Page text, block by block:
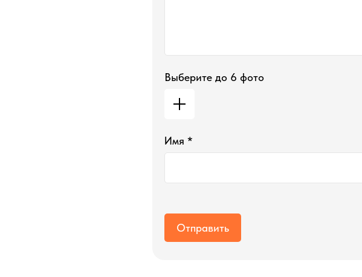
Выберите до 6 фото
Имя *
Отправить